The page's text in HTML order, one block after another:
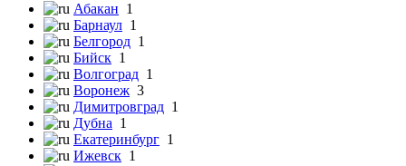
Абакан 1
Барнаул 1
Белгород 1
Бийск 1
Волгоград 1
Воронеж 3
Димитровград 1
Дубна 1
Екатеринбург 1
Ижевск 1